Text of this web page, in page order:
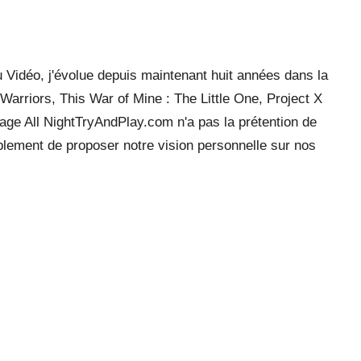
j'évolue depuis maintenant huit années dans la
This War of Mine : The Little One, Project X
All NightTryAndPlay.com n'a pas la prétention de
de proposer notre vision personnelle sur nos